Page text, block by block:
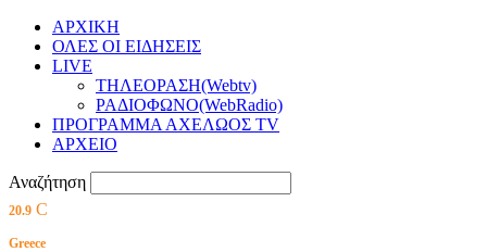
ΑΡΧΙΚΗ
ΟΛΕΣ ΟΙ ΕΙΔΗΣΕΙΣ
LIVE
ΤΗΛΕΟΡΑΣΗ(Webtv)
ΡΑΔΙΟΦΩΝΟ(WebRadio)
ΠΡΟΓΡΑΜΜΑ ΑΧΕΛΩΟΣ TV
ΑΡΧΕΙΟ
Αναζήτηση
20.9 C
Greece